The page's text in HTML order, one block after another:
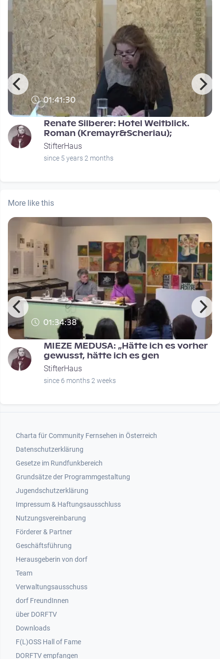
01:41:30
Renate Silberer: Hotel Weitblick.
Roman (Kremayr&Scheriau);
StifterHaus
since 5 years 2 months
More like this
01:34:38
MIEZE MEDUSA: „Hätte ich es vorher
gewusst, hätte ich es gen
StifterHaus
since 6 months 2 weeks
Footer 1
Charta für Community Fernsehen in Österreich
Datenschutzerklärung
Gesetze im Rundfunkbereich
Grundsätze der Programmgestaltung
Jugendschutzerklärung
Impressum & Haftungsausschluss
Nutzungsvereinbarung
Footer 2
Förderer & Partner
Geschäftsführung
Herausgeberin von dorf
Team
Verwaltungsausschuss
dorf FreundInnen
Footer 3
über DORFTV
Downloads
F(L)OSS Hall of Fame
Footer 4
DORFTV empfangen